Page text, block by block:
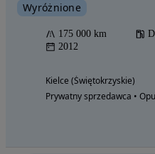
Wyróżnione
175 000 km
2012
Kielce (Świętokrzyskie)
Prywatny sprzedawca •